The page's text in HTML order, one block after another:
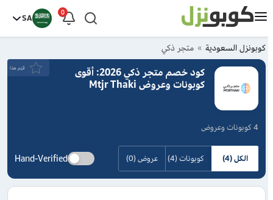
0
SA
كوبونزل السعودية متجر ذكي
كود خصم متجر ذكي 2026: أقوى
كوبونات وعروض Mtjr Thaki
4 كوبونات وعروض
قيَم هذا
الكل (4) كوبونات (4) عروض (0) Hand-Verified